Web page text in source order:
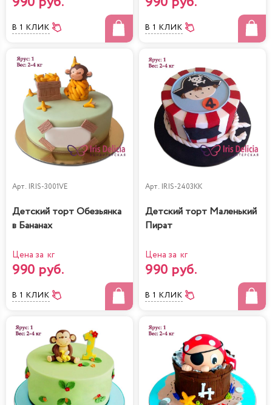
В 1 КЛИК В 1 КЛИК
Арт. IRIS-3001VE
Детский торт Обезьянка
в Бананах
Цена за кг
990 руб.
В 1 КЛИК
Арт. IRIS-2403KK
Детский торт Маленький
Пират
Цена за кг
990 руб.
В 1 КЛИК